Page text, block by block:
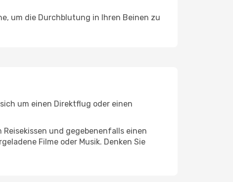
um die Durchblutung in Ihren Beinen zu
um einen Direktflug oder einen
und gegebenenfalls einen
Filme oder Musik. Denken Sie